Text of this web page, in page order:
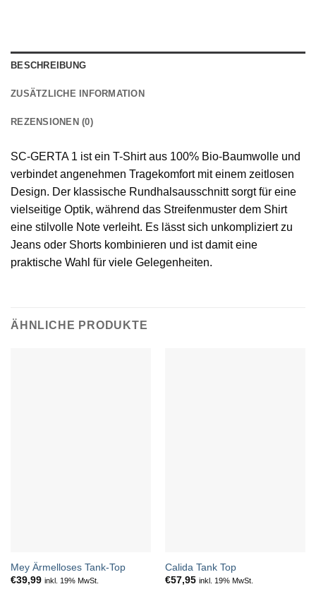
BESCHREIBUNG
ZUSÄTZLICHE INFORMATION
REZENSIONEN (0)
SC-GERTA 1 ist ein T-Shirt aus 100% Bio-Baumwolle und
verbindet angenehmen Tragekomfort mit einem zeitlosen
Design. Der klassische Rundhalsausschnitt sorgt für eine
vielseitige Optik, während das Streifenmuster dem Shirt
eine stilvolle Note verleiht. Es lässt sich unkompliziert zu
Jeans oder Shorts kombinieren und ist damit eine
praktische Wahl für viele Gelegenheiten.
ÄHNLICHE PRODUKTE
Mey Ärmelloses Tank-Top
€39,99 inkl. 19% MwSt.
Calida Tank Top
€57,95 inkl. 19% MwSt.